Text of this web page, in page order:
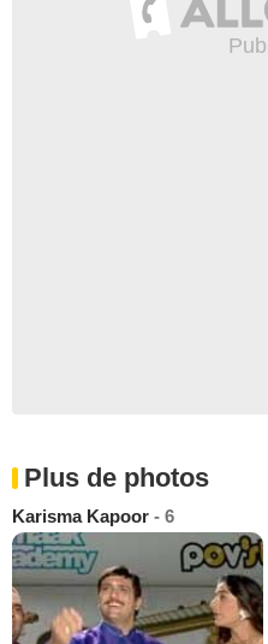
Plus de photos
Karisma Kapoor - 6